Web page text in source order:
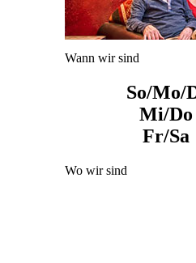
Wann wir sind
So/Mo/
Mi/Do
Fr/Sa
Wo wir sind